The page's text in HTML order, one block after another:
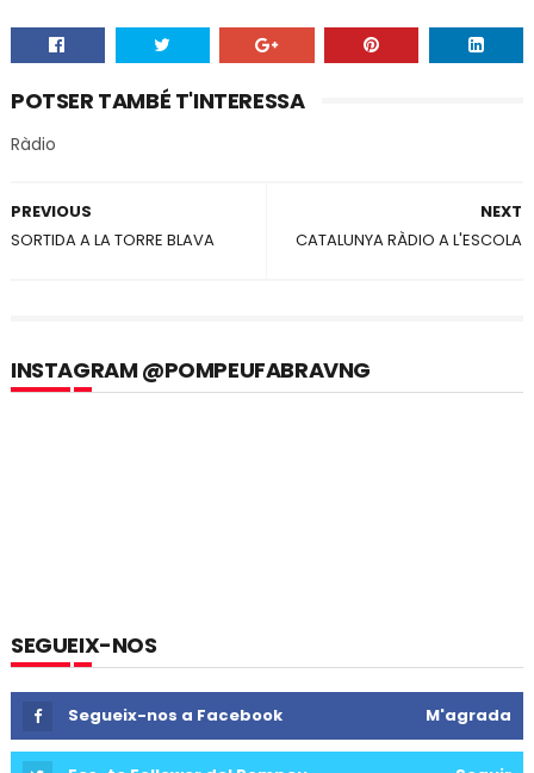
POTSER TAMBÉ T'INTERESSA
Ràdio
NEXT
CATALUNYA RÀDIO A L'ESCOLA
PREVIOUS
SORTIDA A LA TORRE BLAVA
INSTAGRAM @POMPEUFABRAVNG
SEGUEIX-NOS
Segueix-nos a Facebook M'agrada